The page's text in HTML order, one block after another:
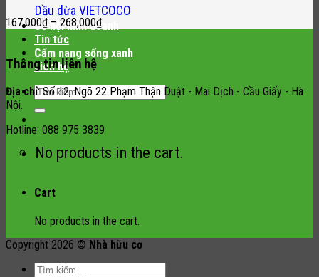
Dầu dừa VIETCOCO
Cơ hội kinh doanh
Tin tức
Cẩm nang sống xanh
Liên hệ
Search
for:
No products in the cart.
Cart
No products in the cart.
167,000₫– 268,000₫
Thông tin liên hệ
Địa chỉ: Số 12, Ngõ 22 Phạm Thận Duật - Mai Dịch - Cầu Giấy - Hà
Nội.
Hotline: 088 975 3839
Copyright 2026 © Nhà hữu cơ
Search